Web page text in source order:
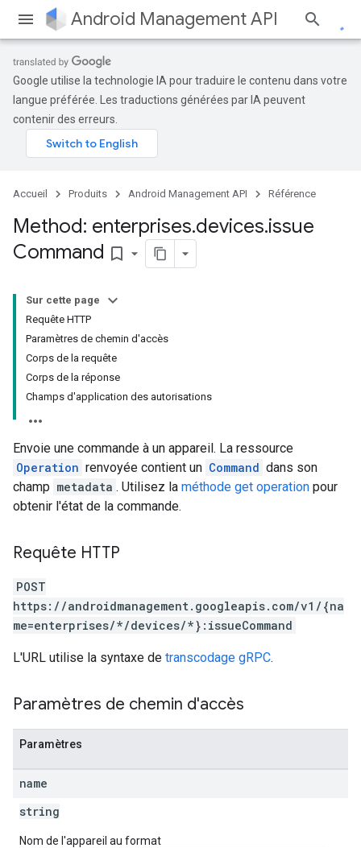
Android Management API
Google utilise la technologie IA pour traduire le contenu dans votre
langue préférée. Les traductions générées par IA peuvent
contenir des erreurs.
Accueil Produits Android Management API Référence
Method: enterprises.devices.issue
Command bookmark_border
Sur cette page
Requête HTTP
Paramètres de chemin d'accès
Corps de la requête
Corps de la réponse
Champs d'application des autorisations
Envoie une commande à un appareil. La ressource
Operation renvoyée contient un Command dans son
champ metadata . Utilisez la méthode get operation pour
obtenir l'état de la commande.
Requête HTTP
POST
https://androidmanagement.googleapis.com/v1/{na
me=enterprises/*/devices/*}:issueCommand
L'URL utilise la syntaxe de transcodage gRPC.
Paramètres de chemin d'accès
Paramètres
name
string
Nom de l'appareil au format